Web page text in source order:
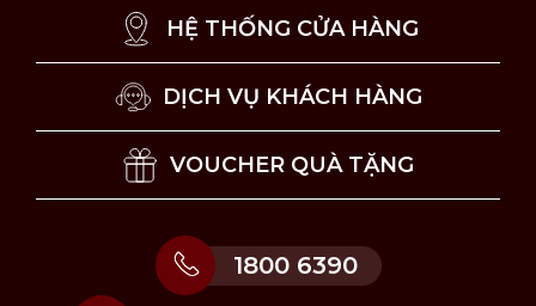
HỆ THỐNG CỬA HÀNG
DỊCH VỤ KHÁCH HÀNG
VOUCHER QUÀ TẶNG
1800 6390